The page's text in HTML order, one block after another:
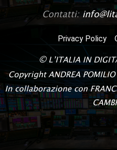
Contatti:
Privacy Policy
© L’ITALIA IN
Copyright ANDREA
In collaborazione con